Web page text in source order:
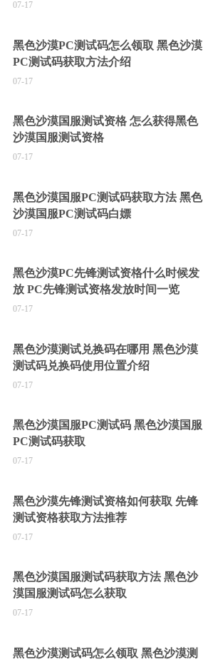
07-17
黑色沙漠PC测试码怎么领取 黑色沙漠
PC测试码获取方法介绍
07-17
黑色沙漠国服测试资格 怎么获得黑色
沙漠国服测试资格
07-17
黑色沙漠国服PC测试码获取方法 黑色
沙漠国服PC测试码白嫖
07-17
黑色沙漠PC先锋测试资格什么时候发
放 PC先锋测试资格发放时间一览
07-17
黑色沙漠测试兑换码在哪用 黑色沙漠
测试码兑换码使用位置介绍
07-17
黑色沙漠国服PC测试码 黑色沙漠国服
PC测试码获取
07-17
黑色沙漠先锋测试资格如何获取 先锋
测试资格获取方法推荐
07-17
黑色沙漠国服测试码获取方法 黑色沙
漠国服测试码怎么获取
07-17
黑色沙漠测试码怎么领取 黑色沙漠测